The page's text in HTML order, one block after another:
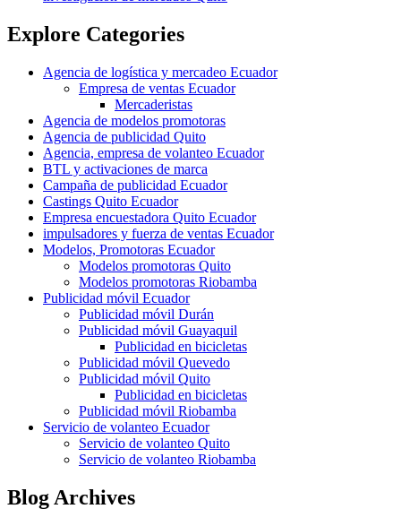
Explore Categories
Agencia de logística y mercadeo Ecuador
Empresa de ventas Ecuador
Mercaderistas
Agencia de modelos promotoras
Agencia de publicidad Quito
Agencia, empresa de volanteo Ecuador
BTL y activaciones de marca
Campaña de publicidad Ecuador
Castings Quito Ecuador
Empresa encuestadora Quito Ecuador
impulsadores y fuerza de ventas Ecuador
Modelos, Promotoras Ecuador
Modelos promotoras Quito
Modelos promotoras Riobamba
Publicidad móvil Ecuador
Publicidad móvil Durán
Publicidad móvil Guayaquil
Publicidad en bicicletas
Publicidad móvil Quevedo
Publicidad móvil Quito
Publicidad en bicicletas
Publicidad móvil Riobamba
Servicio de volanteo Ecuador
Servicio de volanteo Quito
Servicio de volanteo Riobamba
Blog Archives